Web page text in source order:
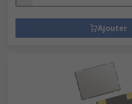
Ajouter